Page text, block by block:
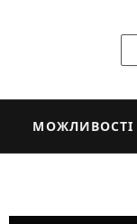
МОЖЛИВОСТІ